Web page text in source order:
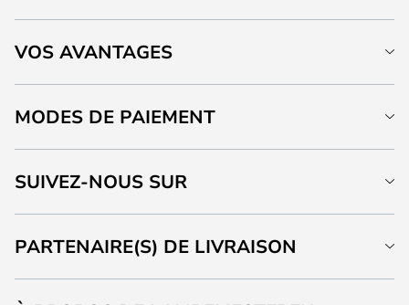
VOS AVANTAGES
MODES DE PAIEMENT
SUIVEZ-NOUS SUR
PARTENAIRE(S) DE LIVRAISON